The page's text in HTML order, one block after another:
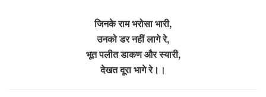
जिनके राम भरोसा भारी,
उनको डर नहीं लागे रे,
भूत पलीत डाकण और स्यारी,
देखत दूरा भागे रे।।